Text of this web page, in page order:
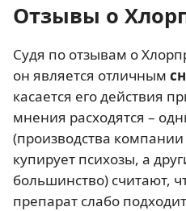
Отзывы о
Судя по отзывам о
он является отличным
касается его действия
мнения расходятся –
(производства
купирует психозы, а
большинство) считают,
препарат слабо